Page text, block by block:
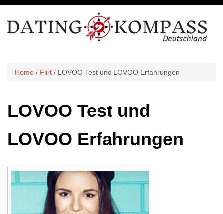
Home / Flirt / LOVOO Test und LOVOO Erfahrungen
LOVOO Test und
LOVOO Erfahrungen